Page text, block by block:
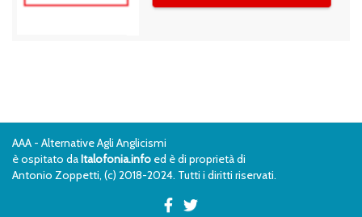
AAA - Alternative Agli Anglicismi
è ospitato daItalofonia.info ed è di proprietà di
Antonio Zoppetti, (c) 2018-2024. Tutti i diritti riservati.